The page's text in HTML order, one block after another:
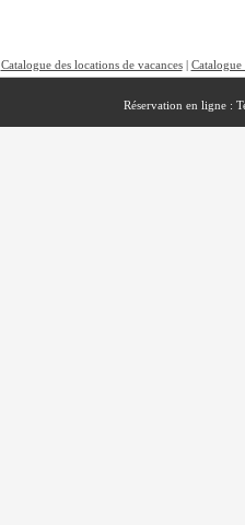
Catalogue des locations de vacances| Catalogue
Réservation en ligne :